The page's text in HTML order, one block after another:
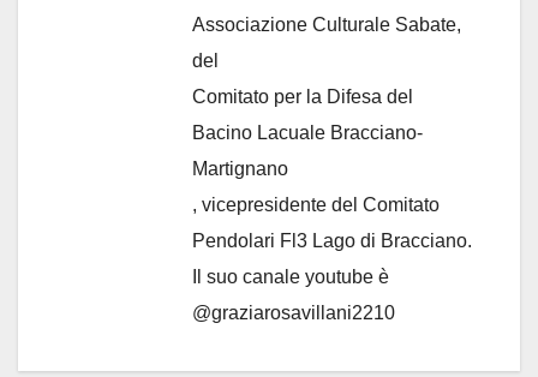
Associazione Culturale Sabate,
del
Comitato per la Difesa del
Bacino Lacuale Bracciano-
Martignano
, vicepresidente del Comitato
Pendolari Fl3 Lago di Bracciano.
Il suo canale youtube è
@graziarosavillani2210